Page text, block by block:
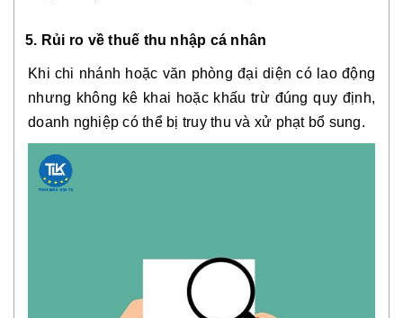
5. Rủi ro về thuế thu nhập cá nhân
Khi chi nhánh hoặc văn phòng đại diện có lao động
nhưng không kê khai hoặc khấu trừ đúng quy định,
doanh nghiệp có thể bị truy thu và xử phạt bổ sung.